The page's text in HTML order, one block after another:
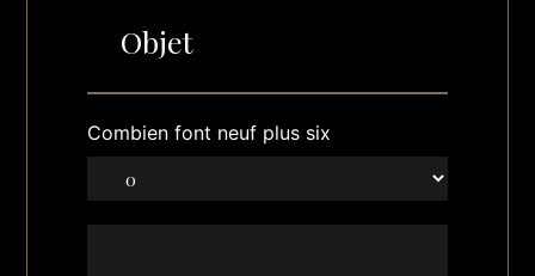
Combien font neuf plus six